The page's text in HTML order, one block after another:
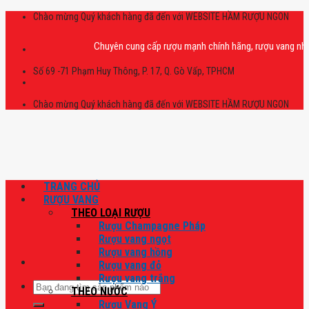
Skip
Chào mừng Quý khách hàng đã đến với WEBSITE HẦM RƯỢU NGON
Chuyên cung cấp rượu mạnh chính hãng, rượu vang nhập
Số 69 -71 Phạm Huy Thông, P. 17, Q. Gò Vấp, TPHCM
Chào mừng Quý khách hàng đã đến với WEBSITE HẦM RƯỢU NGON
Tìm
kiếm:
TRANG CHỦ
RƯỢU VANG
THEO LOẠI RƯỢU
Rượu Champagne Pháp
Rượu vang ngọt
Rượu vang hồng
Rượu vang đỏ
Rượu vang trắng
THEO NƯỚC
Rượu Vang Ý